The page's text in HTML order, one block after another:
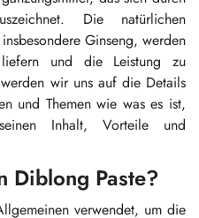
Die natürlichen
Ginseng, werden
und die Leistung zu
wir uns auf die Details
und Themen wie was es ist,
Inhalt, Vorteile und
Diblong Paste?
verwendet, um die